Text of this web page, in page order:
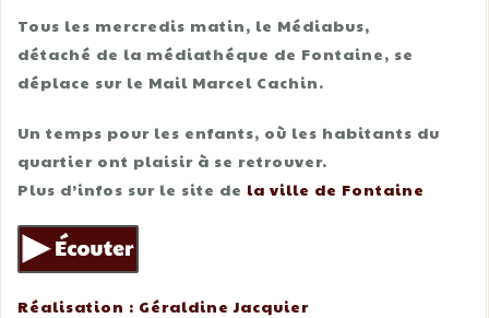
Tous les mercredis matin, le Médiabus,
détaché de la médiathéque de Fontaine, se
déplace sur le Mail Marcel Cachin.
Un temps pour les enfants, où les habitants du
quartier ont plaisir à se retrouver.
Plus d’infos sur le site de la ville de Fontaine
Réalisation : Géraldine Jacquier